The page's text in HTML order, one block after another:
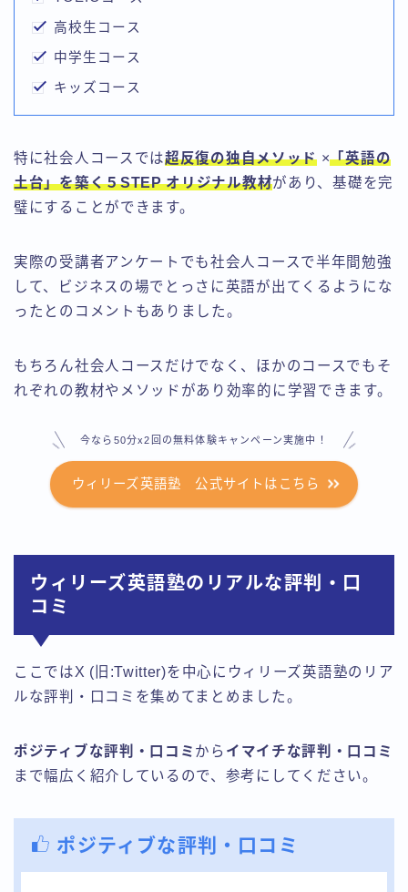
高校生コース
中学生コース
キッズコース
特に社会人コースでは超反復の独自メソッド ×「英語の
土台」を築く５STEP オリジナル教材があり、基礎を完
璧にすることができます。
実際の受講者アンケートでも社会人コースで半年間勉強
して、ビジネスの場でとっさに英語が出てくるようにな
ったとのコメントもありました。
もちろん社会人コースだけでなく、ほかのコースでもそ
れぞれの教材やメソッドがあり効率的に学習できます。
今なら50分x2回の無料体験キャンペーン実施中！
ウィリーズ英語塾 公式サイトはこちら
ウィリーズ英語塾のリアルな評判・口
コミ
ここではX (旧:Twitter)を中心にウィリーズ英語塾のリア
ルな評判・口コミを集めてまとめました。
ポジティブな評判・口コミ から イマイチな評判・口コミ
まで幅広く紹介しているので、参考にしてください。
ポジティブな評判・口コミ